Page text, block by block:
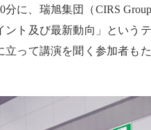
分に、瑞旭集団（CIRS
ント及び最新動向」という
って講演を聞く参加者も